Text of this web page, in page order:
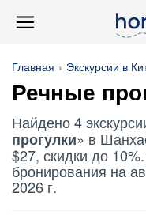
Главная Экскурсии в
Речные
Найдено 4
прогулки» в
$27, скидки до
бронирования на
2026 г.